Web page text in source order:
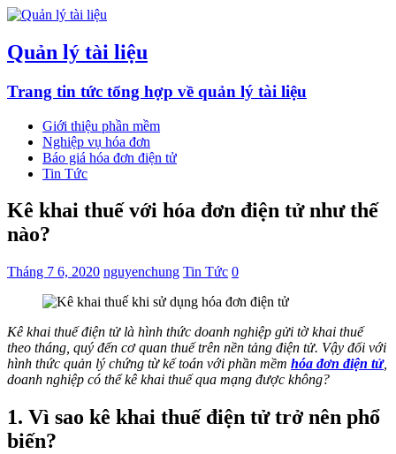
Quản lý tài liệu
Trang tin tức tổng hợp về quản lý tài liệu
Giới thiệu phần mềm
Nghiệp vụ hóa đơn
Báo giá hóa đơn điện tử
Tin Tức
Kê khai thuế với hóa đơn điện tử như thế
nào?
Tháng 7 6, 2020 nguyenchung Tin Tức 0
Kê khai thuế điện tử là hình thức doanh nghiệp gửi tờ khai thuế
theo tháng, quý đến cơ quan thuế trên nền tảng điện tử. Vậy đối với
hình thức quản lý chứng từ kế toán với phần mềm hóa đơn điện tử,
doanh nghiệp có thể kê khai thuế qua mạng được không?
1. Vì sao kê khai thuế điện tử trở nên phổ
biến?